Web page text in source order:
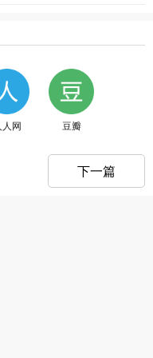
人网 豆瓣
下一篇